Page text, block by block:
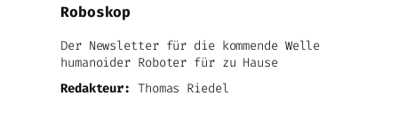
Roboskop
Der Newsletter für die kommende Welle
humanoider Roboter für zu Hause
Redakteur: Thomas Riedel